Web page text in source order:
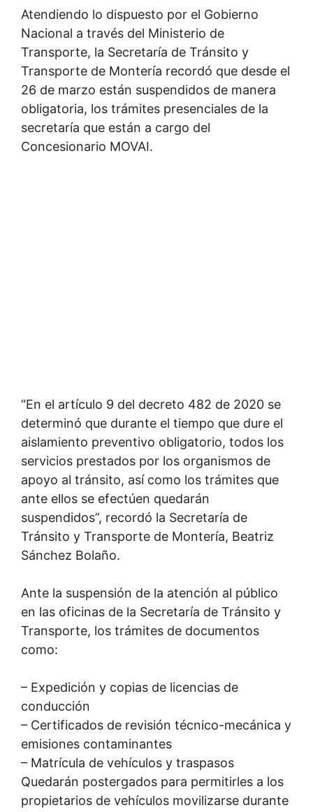
Atendiendo lo dispuesto por el Gobierno
Nacional a través del Ministerio de
Transporte, la Secretaría de Tránsito y
Transporte de Montería recordó que desde el
26 de marzo están suspendidos de manera
obligatoria, los trámites presenciales de la
secretaría que están a cargo del
Concesionario MOVAI.
“En el artículo 9 del decreto 482 de 2020 se
determinó que durante el tiempo que dure el
aislamiento preventivo obligatorio, todos los
servicios prestados por los organismos de
apoyo al tránsito, así como los trámites que
ante ellos se efectúen quedarán
suspendidos”, recordó la Secretaría de
Tránsito y Transporte de Montería, Beatriz
Sánchez Bolaño.
Ante la suspensión de la atención al público
en las oficinas de la Secretaría de Tránsito y
Transporte, los trámites de documentos
como:
– Expedición y copias de licencias de
conducción
– Certificados de revisión técnico-mecánica y
emisiones contaminantes
– Matrícula de vehículos y traspasos
Quedarán postergados para permitirles a los
propietarios de vehículos movilizarse durante